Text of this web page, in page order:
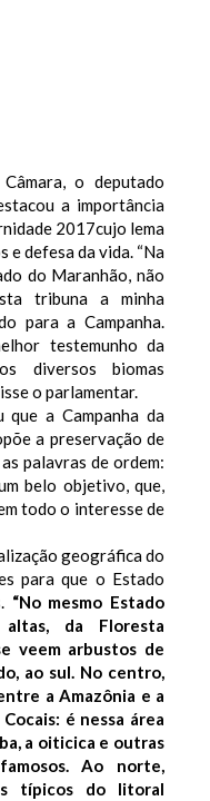
o deputado
a importância
2017cujo lema
e defesa da vida. “Na
do Maranhão, não
tribuna a minha
para a Campanha.
testemunho da
diversos biomas
o parlamentar.
que a Campanha da
a preservação de
palavras de ordem:
belo objetivo, que,
todo o interesse de
geográfica do
para que o Estado
“No mesmo Estado
da Floresta
veem arbustos de
ao sul. No centro,
a Amazônia e a
é nessa área
a oiticica e outras
Ao norte,
típicos do litoral